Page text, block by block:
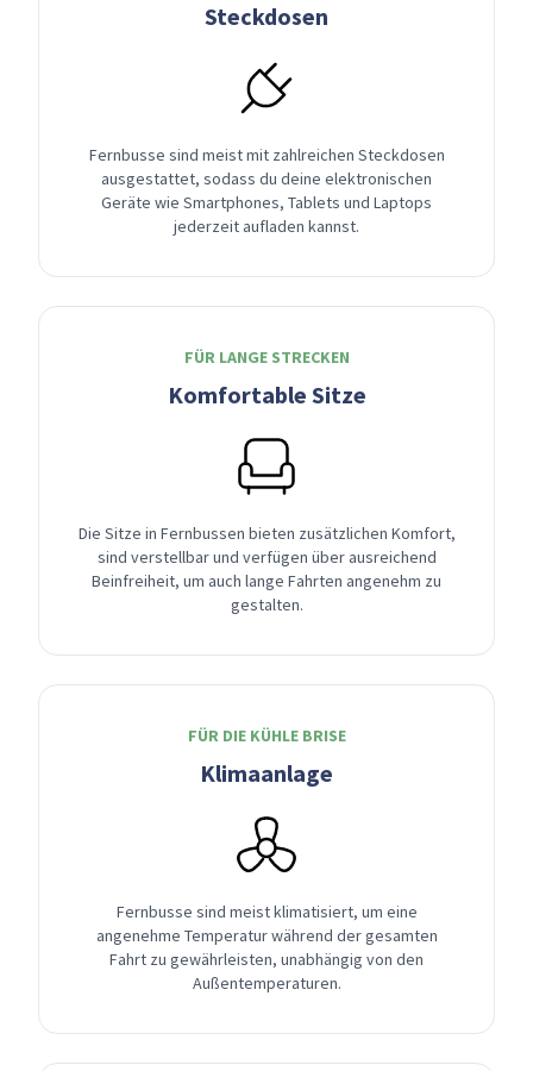
Steckdosen
Fernbusse sind meist mit zahlreichen Steckdosen
ausgestattet, sodass du deine elektronischen
Geräte wie Smartphones, Tablets und Laptops
jederzeit aufladen kannst.
FÜR LANGE STRECKEN
Komfortable Sitze
Die Sitze in Fernbussen bieten zusätzlichen Komfort,
sind verstellbar und verfügen über ausreichend
Beinfreiheit, um auch lange Fahrten angenehm zu
gestalten.
FÜR DIE KÜHLE BRISE
Klimaanlage
Fernbusse sind meist klimatisiert, um eine
angenehme Temperatur während der gesamten
Fahrt zu gewährleisten, unabhängig von den
Außentemperaturen.